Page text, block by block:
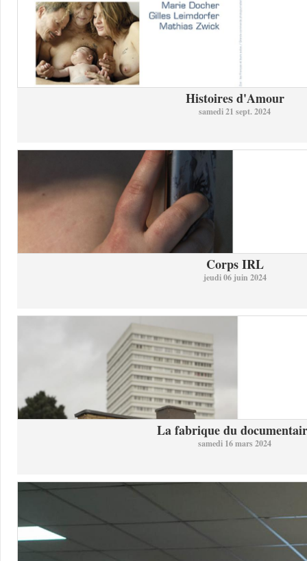
Histoires d'Amour
samedi 21 sept. 2024
Corps IRL
jeudi 06 juin 2024
La fabrique du
samedi 16 mars 2024